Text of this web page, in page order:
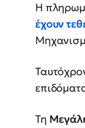
Η
έχουν
Τη